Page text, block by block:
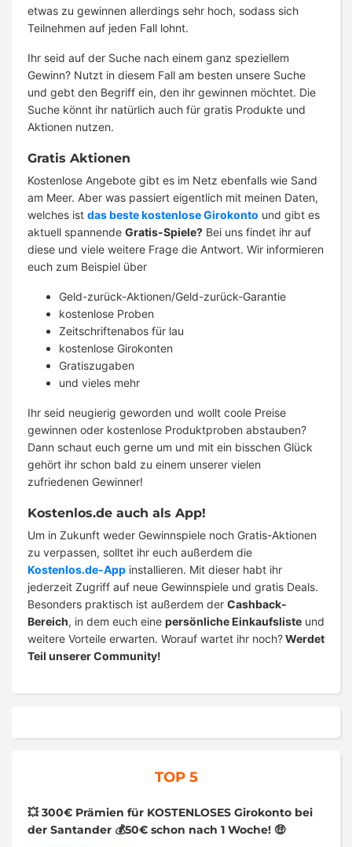
etwas zu gewinnen allerdings sehr hoch, sodass sich
Teilnehmen auf jeden Fall lohnt.
Ihr seid auf der Suche nach einem ganz speziellem
Gewinn? Nutzt in diesem Fall am besten unsere Suche
und gebt den Begriff ein, den ihr gewinnen möchtet. Die
Suche könnt ihr natürlich auch für gratis Produkte und
Aktionen nutzen.
Gratis Aktionen
Kostenlose Angebote gibt es im Netz ebenfalls wie Sand
am Meer. Aber was passiert eigentlich mit meinen Daten,
welches ist das beste kostenlose Girokonto und gibt es
aktuell spannende Gratis-Spiele? Bei uns findet ihr auf
diese und viele weitere Frage die Antwort. Wir informieren
euch zum Beispiel über
Geld-zurück-Aktionen/Geld-zurück-Garantie
kostenlose Proben
Zeitschriftenabos für lau
kostenlose Girokonten
Gratiszugaben
und vieles mehr
Ihr seid neugierig geworden und wollt coole Preise
gewinnen oder kostenlose Produktproben abstauben?
Dann schaut euch gerne um und mit ein bisschen Glück
gehört ihr schon bald zu einem unserer vielen
zufriedenen Gewinner!
Kostenlos.de auch als App!
Um in Zukunft weder Gewinnspiele noch Gratis-Aktionen
zu verpassen, solltet ihr euch außerdem die
Kostenlos.de-App installieren. Mit dieser habt ihr
jederzeit Zugriff auf neue Gewinnspiele und gratis Deals.
Besonders praktisch ist außerdem der Cashback-
Bereich, in dem euch eine persönliche Einkaufsliste und
weitere Vorteile erwarten. Worauf wartet ihr noch?Werdet
Teil unserer Community!
TOP 5
💥 300€ Prämien für KOSTENLOSES Girokonto bei
der Santander 💰50€ schon nach 1 Woche! 🤑